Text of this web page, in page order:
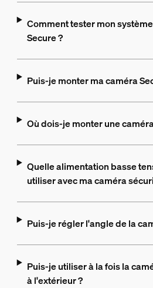
Comment tester mon
Secure ?
Puis-je monter ma caméra
Où dois-je monter une
Quelle alimentation basse
utiliser avec ma caméra
Puis-je régler l'angle de la
Puis-je utiliser à la fois la
à l'extérieur ?